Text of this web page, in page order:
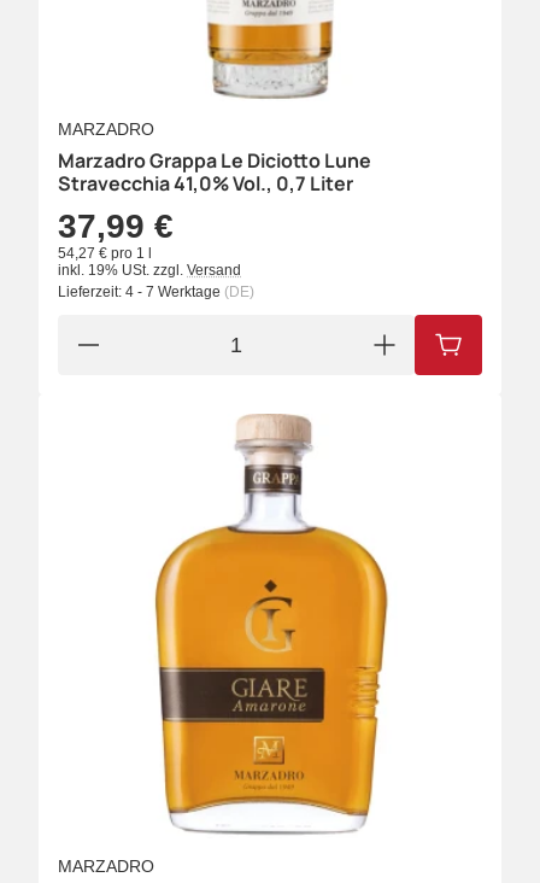
MARZADRO
Marzadro Grappa Le Diciotto Lune
Stravecchia 41,0% Vol., 0,7 Liter
37,99 €
54,27 € pro 1 l
inkl. 19% USt. zzgl. Versand
Lieferzeit: 4 - 7 Werktage (DE)
IN DEN
MARZADRO